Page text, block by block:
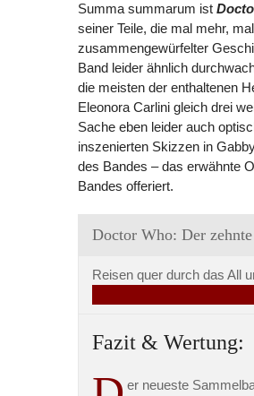
Summa summarum ist
seiner Teile, die mal mehr,
zusammengewürfelter
Band leider ähnlich
die meisten der enthaltenen
Eleonora Carlini gleich drei
Sache eben leider auch
inszenierten Skizzen in
des Bandes – das erwähnte
Bandes offeriert.
Doctor Who: Der
Reisen quer durch das All
Fazit & Wertung:
er neueste